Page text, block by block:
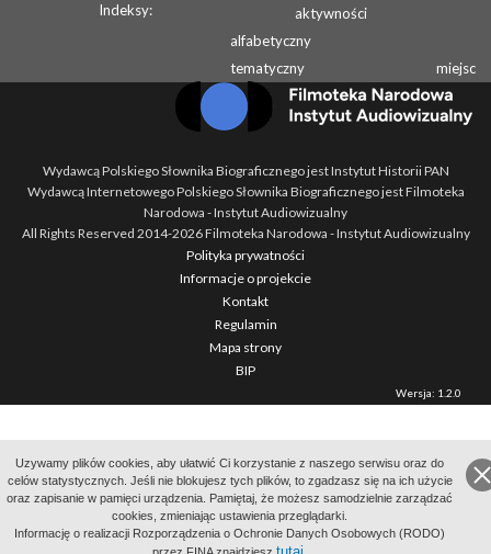
Uzywamy plików cookies, aby ułatwić Ci korzystanie z naszego serwisu oraz do
celów statystycznych. Jeśli nie blokujesz tych plików, to zgadzasz się na ich użycie
oraz zapisanie w pamięci urządzenia. Pamiętaj, że możesz samodzielnie zarządzać
cookies, zmieniając ustawienia przeglądarki.
Informację o realizacji Rozporządzenia o Ochronie Danych Osobowych (RODO)
Indeksy:
aktywności
alfabetyczny
tematyczny
miejsc
Wydawcą Polskiego Słownika Biograficznego jest Instytut Historii PAN
Wydawcą Internetowego Polskiego Słownika Biograficznego jest Filmoteka
Narodowa - Instytut Audiowizualny
All Rights Reserved 2014-2026Filmoteka Narodowa - Instytut Audiowizualny
Polityka prywatności
Informacje o projekcie
Kontakt
Regulamin
Mapa strony
BIP
Wersja: 1.2.0